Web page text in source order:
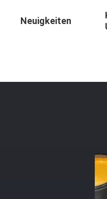
Neuigkeiten